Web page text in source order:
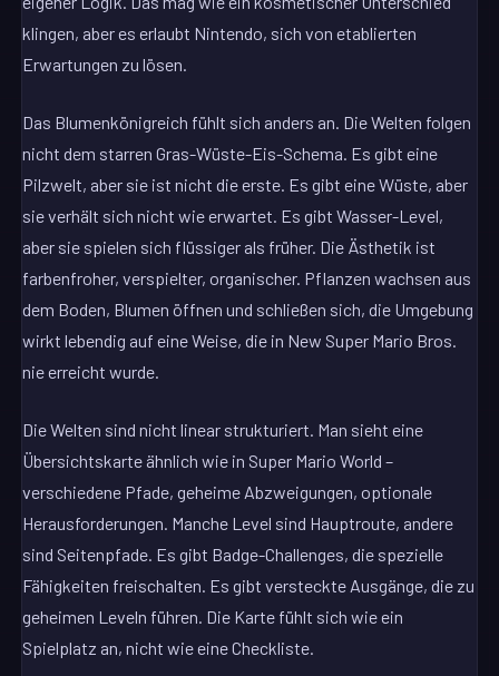
klingen, aber es erlaubt Nintendo, sich von etablierten
Erwartungen zu lösen.
Das Blumenkönigreich fühlt sich anders an. Die Welten folgen
nicht dem starren Gras-Wüste-Eis-Schema. Es gibt eine
Pilzwelt, aber sie ist nicht die erste. Es gibt eine Wüste, aber
sie verhält sich nicht wie erwartet. Es gibt Wasser-Level,
aber sie spielen sich flüssiger als früher. Die Ästhetik ist
farbenfroher, verspielter, organischer. Pflanzen wachsen aus
dem Boden, Blumen öffnen und schließen sich, die Umgebung
wirkt lebendig auf eine Weise, die in New Super Mario Bros.
nie erreicht wurde.
Die Welten sind nicht linear strukturiert. Man sieht eine
Übersichtskarte ähnlich wie in Super Mario World –
verschiedene Pfade, geheime Abzweigungen, optionale
Herausforderungen. Manche Level sind Hauptroute, andere
sind Seitenpfade. Es gibt Badge-Challenges, die spezielle
Fähigkeiten freischalten. Es gibt versteckte Ausgänge, die zu
geheimen Leveln führen. Die Karte fühlt sich wie ein
Spielplatz an, nicht wie eine Checkliste.